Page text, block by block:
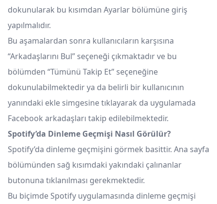
dokunularak bu kısımdan Ayarlar bölümüne giriş
yapılmalıdır.
Bu aşamalardan sonra kullanıcıların karşısına
“Arkadaşlarını Bul” seçeneği çıkmaktadır ve bu
bölümden “Tümünü Takip Et” seçeneğine
dokunulabilmektedir ya da belirli bir kullanıcının
yanındaki ekle simgesine tıklayarak da uygulamada
Facebook arkadaşları takip edilebilmektedir.
Spotify’da Dinleme Geçmişi Nasıl Görülür?
Spotify’da dinleme geçmişini görmek basittir. Ana sayfa
bölümünden sağ kısımdaki yakındaki çalınanlar
butonuna tıklanılması gerekmektedir.
Bu biçimde Spotify uygulamasında dinleme geçmişi